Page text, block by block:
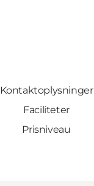
Kontaktoplysninger
Faciliteter
Prisniveau